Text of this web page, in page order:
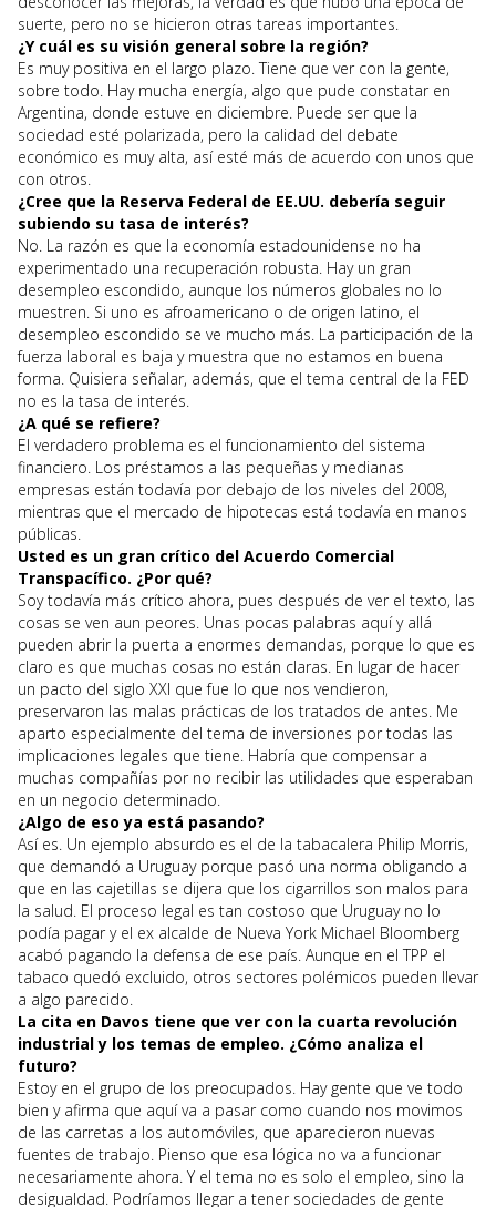
suerte, pero no se hicieron otras tareas importantes.
¿Y cuál es su visión general sobre la región?
Es muy positiva en el largo plazo. Tiene que ver con la gente,
sobre todo. Hay mucha energía, algo que pude constatar en
Argentina, donde estuve en diciembre. Puede ser que la
sociedad esté polarizada, pero la calidad del debate
económico es muy alta, así esté más de acuerdo con unos que
con otros.
¿Cree que la Reserva Federal de EE.UU. debería seguir
subiendo su tasa de interés?
No. La razón es que la economía estadounidense no ha
experimentado una recuperación robusta. Hay un gran
desempleo escondido, aunque los números globales no lo
muestren. Si uno es afroamericano o de origen latino, el
desempleo escondido se ve mucho más. La participación de la
fuerza laboral es baja y muestra que no estamos en buena
forma. Quisiera señalar, además, que el tema central de la FED
no es la tasa de interés.
¿A qué se refiere?
El verdadero problema es el funcionamiento del sistema
financiero. Los préstamos a las pequeñas y medianas
empresas están todavía por debajo de los niveles del 2008,
mientras que el mercado de hipotecas está todavía en manos
públicas.
Usted es un gran crítico del Acuerdo Comercial
Transpacífico. ¿Por qué?
Soy todavía más crítico ahora, pues después de ver el texto, las
cosas se ven aun peores. Unas pocas palabras aquí y allá
pueden abrir la puerta a enormes demandas, porque lo que es
claro es que muchas cosas no están claras. En lugar de hacer
un pacto del siglo XXI que fue lo que nos vendieron,
preservaron las malas prácticas de los tratados de antes. Me
aparto especialmente del tema de inversiones por todas las
implicaciones legales que tiene. Habría que compensar a
muchas compañías por no recibir las utilidades que esperaban
en un negocio determinado.
¿Algo de eso ya está pasando?
Así es. Un ejemplo absurdo es el de la tabacalera Philip Morris,
que demandó a Uruguay porque pasó una norma obligando a
que en las cajetillas se dijera que los cigarrillos son malos para
la salud. El proceso legal es tan costoso que Uruguay no lo
podía pagar y el ex alcalde de Nueva York Michael Bloomberg
acabó pagando la defensa de ese país. Aunque en el TPP el
tabaco quedó excluido, otros sectores polémicos pueden llevar
a algo parecido.
La cita en Davos tiene que ver con la cuarta revolución
industrial y los temas de empleo. ¿Cómo analiza el
futuro?
Estoy en el grupo de los preocupados. Hay gente que ve todo
bien y afirma que aquí va a pasar como cuando nos movimos
de las carretas a los automóviles, que aparecieron nuevas
fuentes de trabajo. Pienso que esa lógica no va a funcionar
necesariamente ahora. Y el tema no es solo el empleo, sino la
desigualdad. Podríamos llegar a tener sociedades de gente